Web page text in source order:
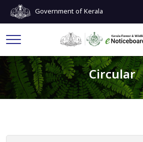
Government of Kerala
Circular